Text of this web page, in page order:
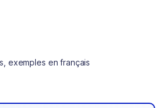
exemples en français